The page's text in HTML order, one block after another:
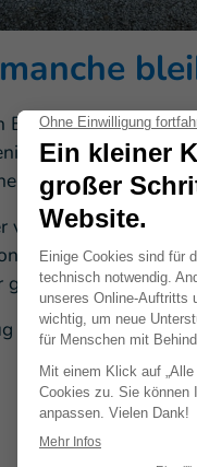
getötet. Ich
die sterben,
helfen. Sie litten
Tagen tot, als
nichts essen
ins Haus
eine Bombe im